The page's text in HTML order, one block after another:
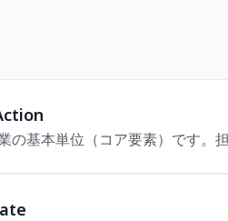
の基本単位（コア要素）です。